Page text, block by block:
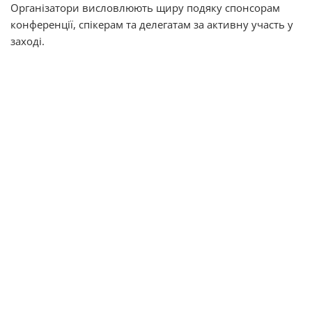
Організатори висловлюють щиру подяку спонсорам
конференції, спікерам та делегатам за активну участь у
заході.